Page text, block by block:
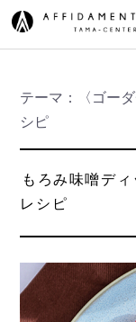
テーマ：〈ゴー
シピ
もろみ味噌デ
レシピ